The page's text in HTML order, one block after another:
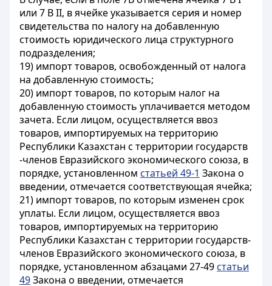
или 7 В II, в ячейке указывается серия и номер
свидетельства по налогу на добавленную
стоимость юридического лица структурного
подразделения;
19) импорт товаров, освобожденный от налога
на добавленную стоимость;
20) импорт товаров, по которым налог на
добавленную стоимость уплачивается методом
зачета. Если лицом, осуществляется ввоз
товаров, импортируемых на территорию
Республики Казахстан с территории государств
-членов Евразийского экономического союза, в
порядке, установленном статьей 49-1 Закона о
введении, отмечается соответствующая ячейка;
21) импорт товаров, по которым изменен срок
уплаты. Если лицом, осуществляется ввоз
товаров, импортируемых на территорию
Республики Казахстан с территории государств-
членов Евразийского экономического союза, в
порядке, установленном абзацами 27-49 статьи
49Закона о введении, отмечается